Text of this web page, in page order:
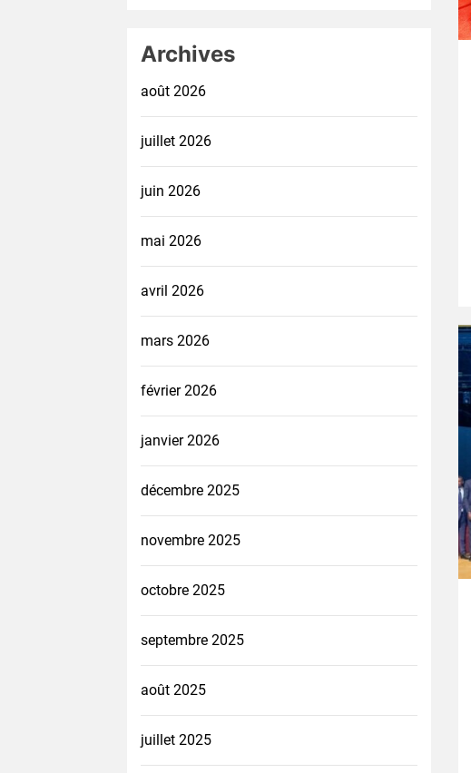
Archives
août 2026
juillet 2026
juin 2026
mai 2026
avril 2026
mars 2026
février 2026
janvier 2026
décembre 2025
novembre 2025
octobre 2025
septembre 2025
août 2025
juillet 2025